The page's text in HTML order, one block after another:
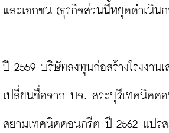
และเอกชน (ธุรกิจส่วนนี้หยุดดำเนิน
ปี 2559 บริษัทลงทุนก่อสร้างโรงงาน
เปลี่ยนชื่อจาก บจ. สระบุรีเทคนิคค
สยามเทคนิคคอนกรีต ปี 2562 แปร